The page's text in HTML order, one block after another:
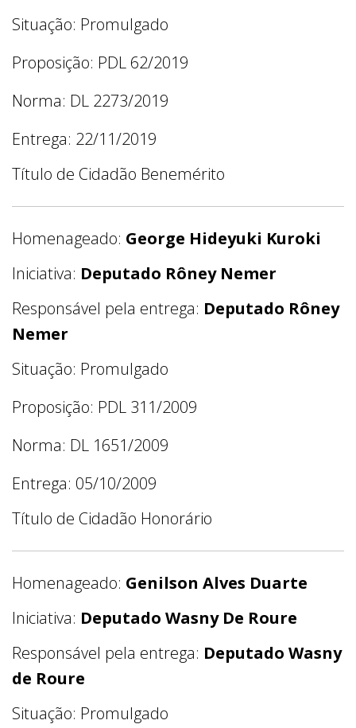
Situação: Promulgado
Proposição: PDL 62/2019
Norma: DL 2273/2019
Entrega: 22/11/2019
Título de Cidadão Benemérito
Homenageado: George Hideyuki Kuroki
Iniciativa: Deputado Rôney Nemer
Responsável pela entrega: Deputado Rôney
Nemer
Situação: Promulgado
Proposição: PDL 311/2009
Norma: DL 1651/2009
Entrega: 05/10/2009
Título de Cidadão Honorário
Homenageado: Genilson Alves Duarte
Iniciativa: Deputado Wasny De Roure
Responsável pela entrega: Deputado Wasny
de Roure
Situação: Promulgado